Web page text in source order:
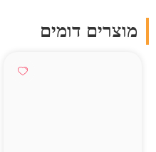
מוצרים דומים